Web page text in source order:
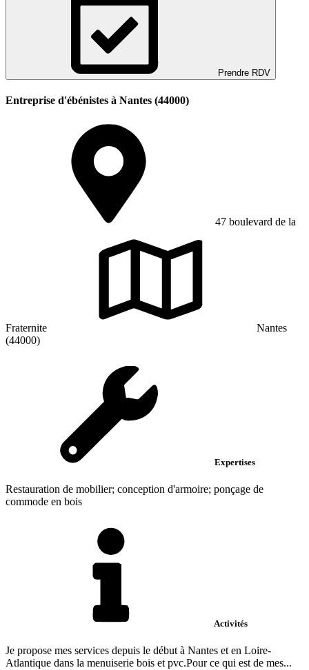
Prendre RDV
Entreprise d'ébénistes à Nantes (44000)
47 boulevard de la
Fraternite
Nantes
(44000)
Expertises
Restauration de mobilier; conception d'armoire; ponçage de
commode en bois
Activités
Je propose mes services depuis le début à Nantes et en Loire-
Atlantique dans la menuiserie bois et pvc.Pour ce qui est de mes...